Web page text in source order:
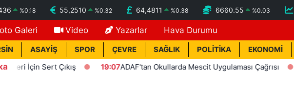
%0.18 55,2510 %0.32 64,4811 %0.38 6660.55 %0.03
Galeri Video Yazarlar Hava Durumu
ASAYİŞ SPOR ÇEVRE SAĞLIK POLİTİKA EKONOMİ
Sert Çıkış 19:07 ADAF'tan Okullarda Mescit Uygulaması Çağrısı 18:27